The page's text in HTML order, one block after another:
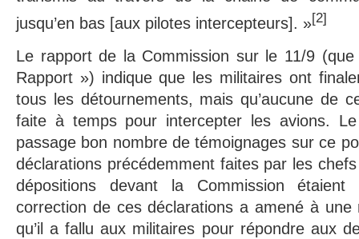
jusqu’en bas [aux pilotes intercepteurs]. »[2]
Le rapport de la Commission sur le 11/9
Rapport ») indique que les militaires ont
tous les détournements, mais qu’aucune de
faite à temps pour intercepter les avions.
passage bon nombre de témoignages sur ce
déclarations précédemment faites par les
dépositions devant la Commission
correction de ces déclarations a amené à une
qu’il a fallu aux militaires pour répondre aux